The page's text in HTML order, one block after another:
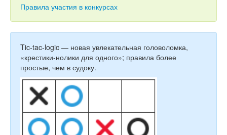
Тесты
Игры
Учитель
Правила участия в конкурсах
Tic-tac-logic — новая увлекательная головоломка,
«крестики-нолики для одного»; правила более
простые, чем в судоку.